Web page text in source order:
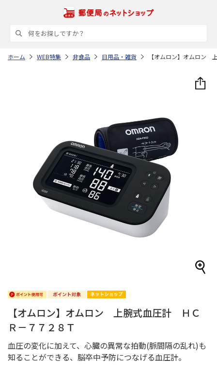
ホーム WEB特集 非食品 日用品・雑貨 【オムロン】オムロン
【オムロン】オムロン 上腕式血圧計 ＨＣ
Ｒ－７７２８Ｔ
血圧の変化に加えて、心臓の異常な拍動(脈間隔の乱れ)も
知ることができる、脳卒中予防につなげる血圧計。